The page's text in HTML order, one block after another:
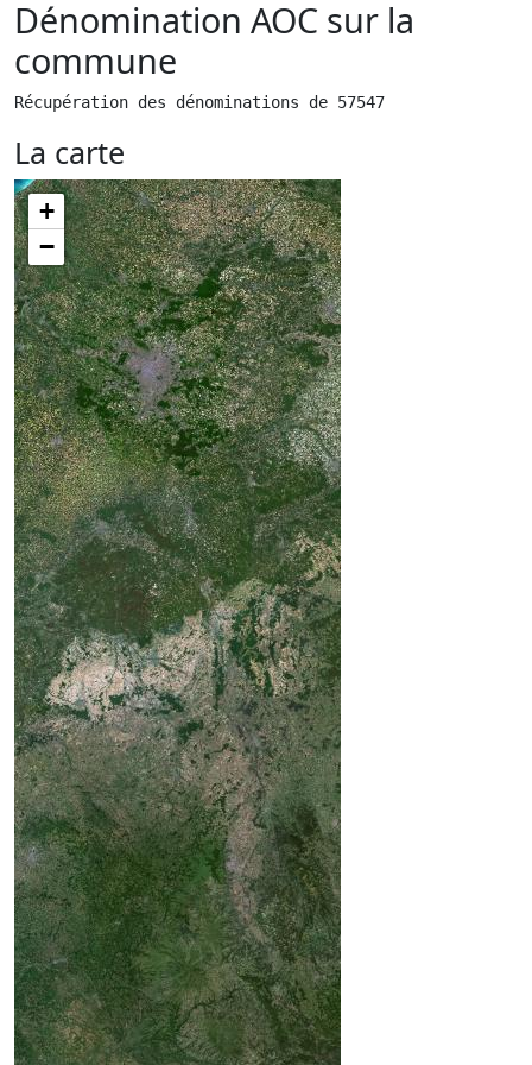
Dénomination AOC sur la
commune
Récupération des dénominations de 57547
La carte
+
−